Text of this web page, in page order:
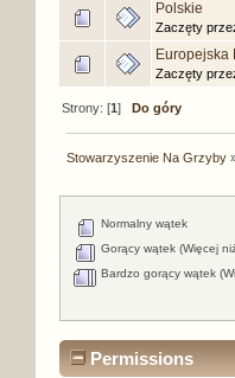
Polskie
Zaczęty
Europejska
Zaczęty
Strony: [1]Do góry
Stowarzyszenie Na Grzyby
Normalny wątek
Gorący wątek (Więcej
Bardzo gorący wątek
Permissions